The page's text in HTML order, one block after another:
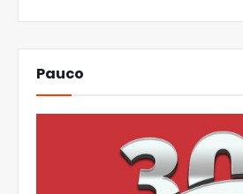
Pauco